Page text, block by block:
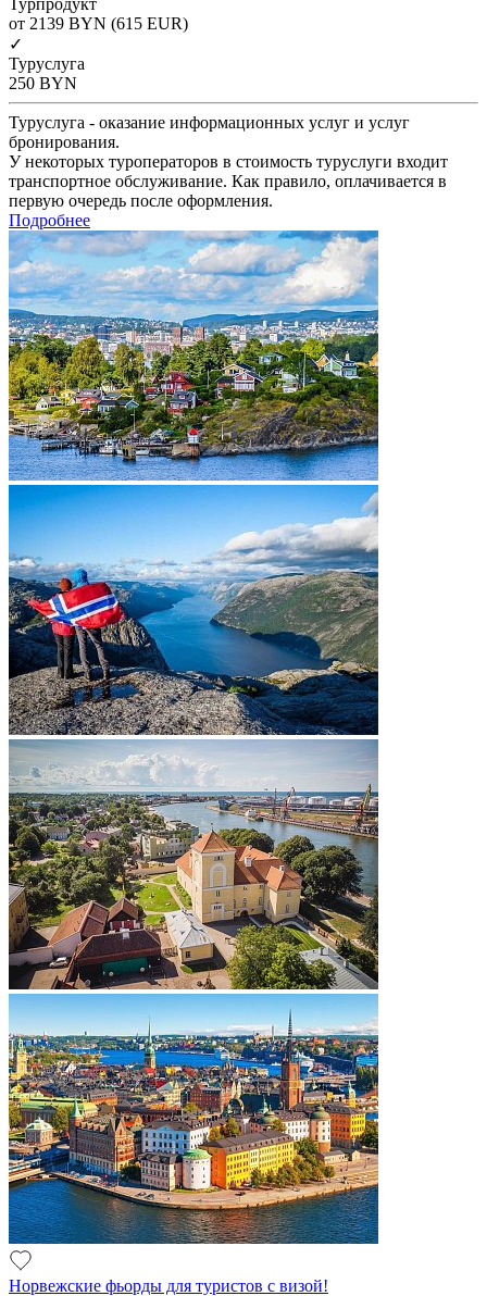
от 2139 BYN (615 EUR)
✓
Туруслуга
250 BYN
Туруслуга - оказание информационных услуг и услуг
бронирования.
У некоторых туроператоров в стоимость туруслуги входит
транспортное обслуживание. Как правило, оплачивается в
первую очередь после оформления.
Подробнее
Норвежские фьорды для туристов с визой!